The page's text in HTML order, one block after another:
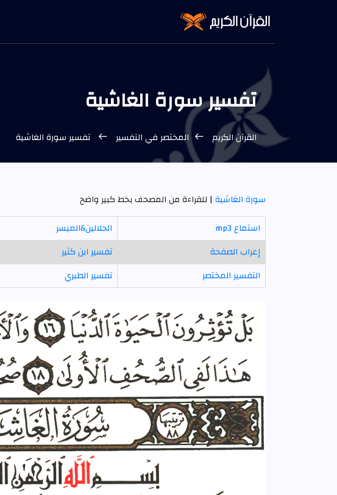
تفسير سورة الغاشية
القرآن الكريم المختصر في التفسير تفسير سورة الغاشية
سورة الغاشية| للقراءة من المصحف بخط كبير واضح
استماع mp3
الجلالين&الميسر
إعراب الصفحة
تفسير ابن كثير
التفسير المختصر
تفسير الطبري